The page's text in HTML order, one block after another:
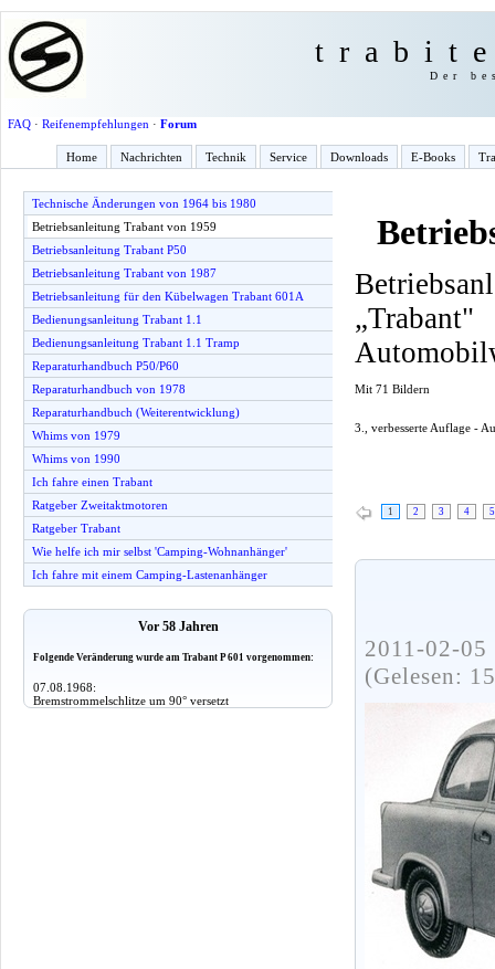
Der
FAQ· Reifenempfehlungen · Forum
Home Nachrichten Technik Service Downloads E-Books
Technische Änderungen von 1964 bis 1980
Betriebsanleitung Trabant von 1959
Betriebsanleitung Trabant P50
Betriebsanleitung Trabant von 1987
Betriebsanleitung für den Kübelwagen Trabant 601A
Bedienungsanleitung Trabant 1.1
Bedienungsanleitung Trabant 1.1 Tramp
Reparaturhandbuch P50/P60
Reparaturhandbuch von 1978
Reparaturhandbuch (Weiterentwicklung)
Whims von 1979
Whims von 1990
Ich fahre einen Trabant
Ratgeber Zweitaktmotoren
Ratgeber Trabant
Wie helfe ich mir selbst 'Camping-Wohnanhänger'
Ich fahre mit einem Camping-Lastenanhänger
Vor 58 Jahren
Folgende Veränderung wurde am Trabant P 601 vorgenommen:
07.08.1968:
Bremstrommelschlitze um 90° versetzt
Mit 71 Bildern
3., verbesserte Auflage -
1 2 3 4 5
2011-02-
(Gelesen: